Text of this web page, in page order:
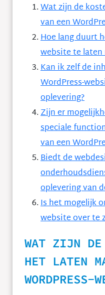
Wat zijn de
van een
Hoe lang duurt
website te laten
Kan ik zelf de
WordPress-
oplevering?
Zijn er
speciale
van een
Biedt de
oplevering van
Is het mogelijk
website over te
WAT ZIJN DE
HET LATEN
WORDPRESS-